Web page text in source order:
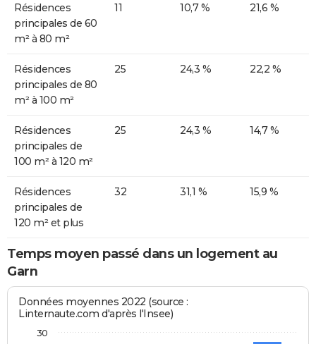
Résidences
principales de 60
m² à 80 m²
11 10,7 % 21,6 %
Résidences
principales de 80
m² à 100 m²
25 24,3 % 22,2 %
Résidences
principales de
100 m² à 120 m²
25 24,3 % 14,7 %
Résidences
principales de
120 m² et plus
32 31,1 % 15,9 %
Temps moyen passé dans un logement au
Garn
Données moyennes 2022 (source :
Linternaute.com d'après l'Insee)
30